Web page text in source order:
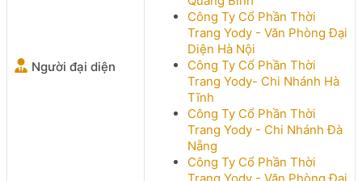
Người đại diện
Công Ty Cổ Phần Thời
Trang Yody - Văn Phòng Đại
Diện Hà Nội
Công Ty Cổ Phần Thời
Trang Yody- Chi Nhánh Hà
Tĩnh
Công Ty Cổ Phần Thời
Trang Yody - Chi Nhánh Đà
Nẵng
Công Ty Cổ Phần Thời